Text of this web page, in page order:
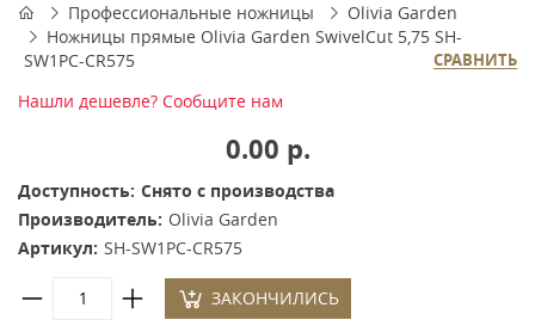
Профессиональные ножницы
Olivia Garden
Ножницы прямые Olivia Garden SwivelCut 5,75 SH-
SW1PC-CR575
СРАВНИТЬ
Нашли дешевле? Сообщите нам
0.00 р.
Доступность: Снято с производства
Производитель: Olivia Garden
Артикул: SH-SW1PC-CR575
ЗАКОНЧИЛИСЬ